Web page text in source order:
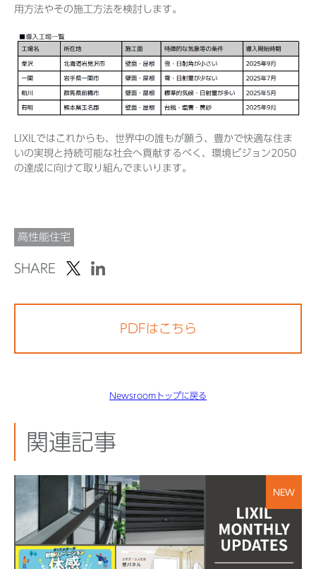
用方法やその施工方法を検討します。
LIXILではこれからも、世界中の誰もが願う、豊かで快適な住ま
いの実現と持続可能な社会へ貢献するべく、環境ビジョン2050
の達成に向けて取り組んでまいります。
高性能住宅
SHARE
PDFはこちら
Newsroomトップに戻る
関連記事
NEW